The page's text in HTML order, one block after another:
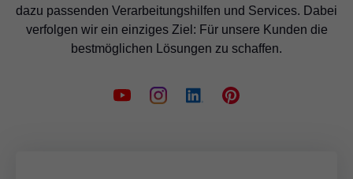
dazu passenden Verarbeitungshilfen und Services. Dabei
verfolgen wir ein einziges Ziel: Für unsere Kunden die
bestmöglichen Lösungen zu schaffen.